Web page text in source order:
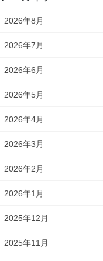
2026年8月
2026年7月
2026年6月
2026年5月
2026年4月
2026年3月
2026年2月
2026年1月
2025年12月
2025年11月